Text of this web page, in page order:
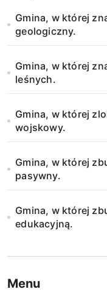
Gmina, w której
geologiczny.
Gmina, w której
leśnych.
Gmina, w której
wojskowy.
Gmina, w której
pasywny.
Gmina, w której
edukacyjną.
Menu